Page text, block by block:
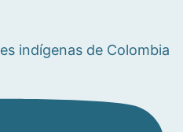
indígenas de Colombia